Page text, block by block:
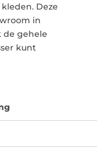
Deze
in
de gehele
kunt